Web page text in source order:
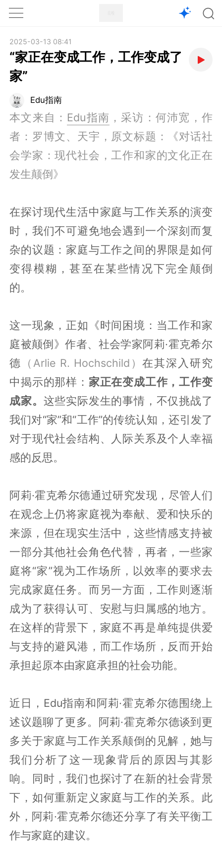
1X
2025-03-13 08:41
“家正在变成工作，工作变成了
家”
Edu指南
本文来自： Edu指南 ，采访：何沛宽，作
者：罗博文、天宇，原文标题：《对话社
会学家：现代社会，工作和家的文化正在
发生颠倒》
在探讨现代生活中家庭与工作关系的演变
时，我们不可避免地会遇到一个深刻而复
杂的议题：家庭与工作之间的界限是如何
变得模糊，甚至在某些情况下完全颠倒
的。
这一现象，正如《时间困境：当工作和家
庭被颠倒》作者、社会学家阿莉·霍克希尔
德
（Arlie R. Hochschild）在其深入研究
中揭示的那样： 家正在变成工作，工作变
成家。 这些实际发生的事情，不仅挑战了
我们对“家”和“工作”的传统认知，还引发了
对于现代社会结构、人际关系及个人幸福
感的反思。
阿莉·霍克希尔德通过研究发现，尽管人们
在观念上仍将家庭视为奉献、爱和快乐的
来源，但在现实生活中，这些情感支持被
一部分其他社会角色代替，再者，一些家
庭将“家”视为工作场所，以效率的要求去
完成家庭任务。而另一方面，工作则逐渐
成为了获得认可、安慰与归属感的地方。
在这样的背景下，家庭不再是单纯提供爱
与支持的避风港，而工作场所，反而开始
承担起原本由家庭承担的社会功能。
近日，Edu指南和阿莉·霍克希尔德围绕上
述议题聊了更多。阿莉·霍克希尔德谈到更
多关于家庭与工作关系颠倒的见解，她与
我们分析了这一现象背后的原因与其影
响。同时，我们也探讨了在新的社会背景
下，如何重新定义家庭与工作的关系。此
外，阿莉·霍克希尔德还分享了有关平衡工
作与家庭的建议。